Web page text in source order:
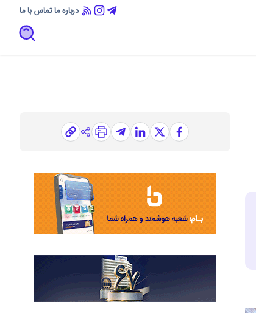
درباره ماتماس با ما